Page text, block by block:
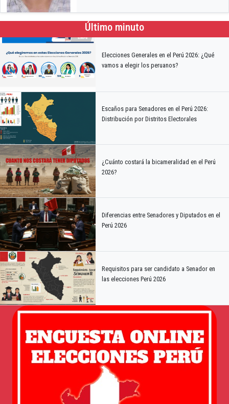
Último minuto
Elecciones Generales en el Perú 2026: ¿Qué
vamos a elegir los peruanos?
Escaños para Senadores en el Perú 2026:
Distribución por Distritos Electorales
¿Cuánto costará la bicameralidad en el Perú
2026?
Diferencias entre Senadores y Diputados en el
Perú 2026
Requisitos para ser candidato a Senador en
las elecciones Perú 2026